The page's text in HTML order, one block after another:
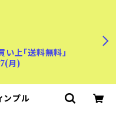
上「送料無料」
月)
ンプル